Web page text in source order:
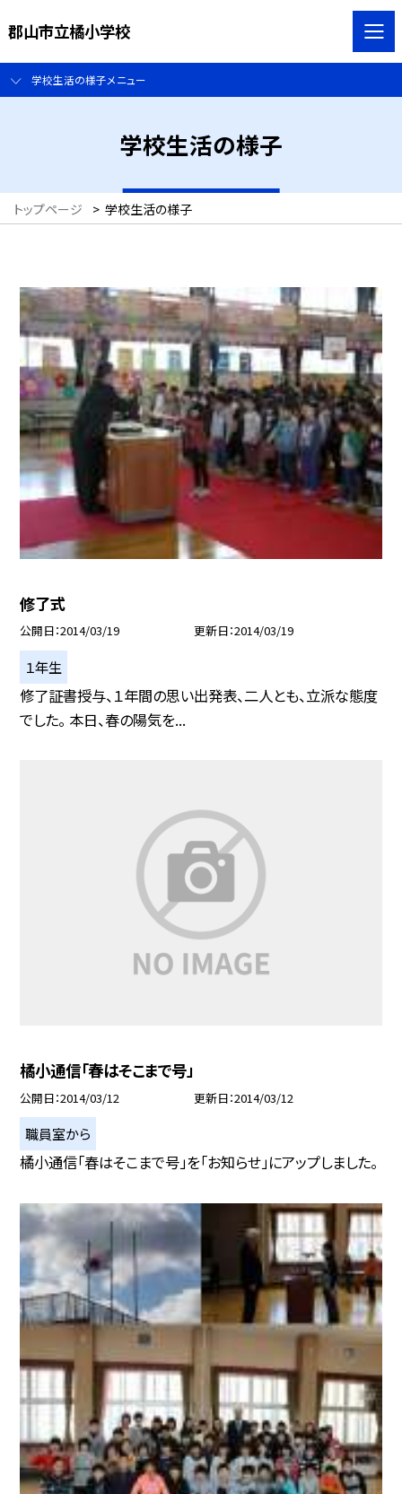
郡山市立橘小学校
学校生活の様子メニュー
学校生活の様子
トップページ > 学校生活の様子
修了式
公開日 2014/03/19 更新日 2014/03/19
１年生
修了証書授与、１年間の思い出発表、二人とも、立派な態度
でした。 本日、春の陽気を...
橘小通信「春はそこまで号」
公開日 2014/03/12 更新日 2014/03/12
職員室から
橘小通信「春はそこまで号」を「お知らせ」にアップしました。